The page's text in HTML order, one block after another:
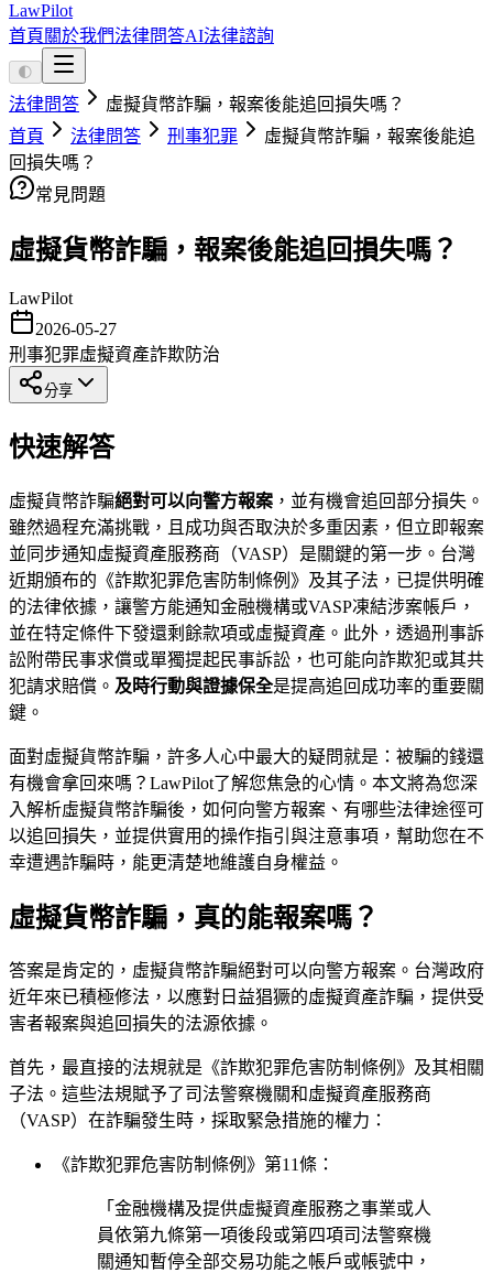
LawPilot
首頁 關於我們法律問答AI法律諮詢
🌓
法律問答
虛擬貨幣詐騙，報案後能追回損失嗎？
首頁
法律問答 刑事犯罪
虛擬貨幣詐騙，報案後能追
回損失嗎？
常見問題
虛擬貨幣詐騙，報案後能追回損失嗎？
LawPilot
2026-05-27
刑事犯罪虛擬資產詐欺防治
分享
快速解答
虛擬貨幣詐騙絕對可以向警方報案 ，並有機會追回部分損失。
雖然過程充滿挑戰，且成功與否取決於多重因素，但立即報案
並同步通知虛擬資產服務商（VASP）是關鍵的第一步。台灣
近期頒布的《詐欺犯罪危害防制條例》及其子法，已提供明確
的法律依據，讓警方能通知金融機構或VASP凍結涉案帳戶，
並在特定條件下發還剩餘款項或虛擬資產。此外，透過刑事訴
訟附帶民事求償或單獨提起民事訴訟，也可能向詐欺犯或其共
犯請求賠償。 及時行動與證據保全是提高追回成功率的重要關
鍵。
面對虛擬貨幣詐騙，許多人心中最大的疑問就是：被騙的錢還
有機會拿回來嗎？LawPilot了解您焦急的心情。本文將為您深
入解析虛擬貨幣詐騙後，如何向警方報案、有哪些法律途徑可
以追回損失，並提供實用的操作指引與注意事項，幫助您在不
幸遭遇詐騙時，能更清楚地維護自身權益。
虛擬貨幣詐騙，真的能報案嗎？
答案是肯定的，虛擬貨幣詐騙絕對可以向警方報案。台灣政府
近年來已積極修法，以應對日益猖獗的虛擬資產詐騙，提供受
害者報案與追回損失的法源依據。
首先，最直接的法規就是《詐欺犯罪危害防制條例》及其相關
子法。這些法規賦予了司法警察機關和虛擬資產服務商
（VASP）在詐騙發生時，採取緊急措施的權力：
《詐欺犯罪危害防制條例》第11條：
「金融機構及提供虛擬資產服務之事業或人
員依第九條第一項後段或第四項司法警察機
關通知暫停全部交易功能之帳戶或帳號中，